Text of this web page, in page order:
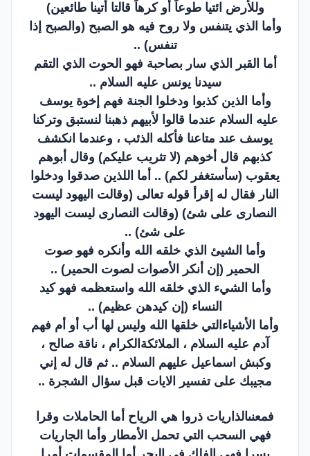
وللأرض ائتيا طوعاً أو كرهاً قالتا أتينا طائعين)
وأما الذي يتنفس ولا روح فيه هو الصبح (والصبح إذا
تنفس) ..
أما القبر الذي سار بصاحبة فهو الحوت الذي التقم
سيدنا يونس عليه السلام ..
وأما الذين كذبوا ودخلوا الجنة فهم إخوة يوسف
عليه السلام عندما قالوا لأبيهم ذهبنا لنستبق وتركنا
يوسف عند متاعنا فأكله الذئب ، وعندما انكشف
كذبهم قال أخوهم (لا تثريب عليكم) وقال أبوهم
يعقوب (سأستغفر لكم) .. أما اللذين صدقوا ودخلوا
النار فقال له إقرأ قوله تعالى (وقالت اليهود ليست
النصارى على شئ) (وقالت النصارى ليست اليهود
على شئ) ..
وأما الشيئ الذي خلقه الله وأنكره فهو صوت
الحمير (إن أنكر الأصوات لصوت الحمير) ..
وأما الشيء الذي خلقه الله واستعظمه فهو كيد
النساء (إن كيدهن عظيم) ..
وأما الأشياءالتي خلقها الله وليس لها أب أو أم فهم
آدم عليه السلام ، الملائكةالكرام ، ناقة صالح ،
وكبش اسماعيل عليهم السلام .. ثم قال له إني
مجيبك على تفسير الايات قبل سؤال الشجرة ..
فمعنىالذاريات ذروا هي الرياح أما الحاملات وقرا
فهي السحب التي تحمل الأمطار وأما الجاريات